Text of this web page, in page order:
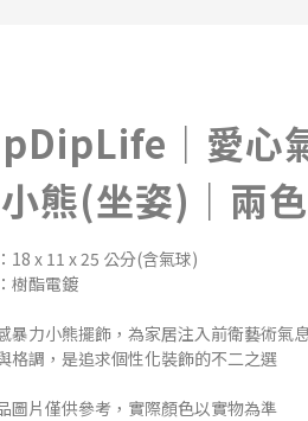
｜愛心
熊(坐姿)｜兩色
18 x 11 x 25 公分(含氣球)
樹酯電鍍
暴力小熊擺飾，為家居注入前衛藝術氣
格調，是追求個性化裝飾的不二之選
圖片僅供參考，實際顏色以實物為準